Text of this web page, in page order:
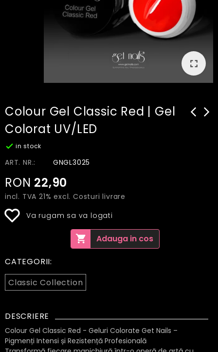
fullscreen
Colour Gel Classic Red | Gel
Colorat UV/LED
arrow_back_ios_new
 in stock
ART. NR.: GNGL3025
RON 22,90
incl. TVA 21% excl.Costuri livrare
Va rugam sa va logati
shopping_cart Adauga in cos
CATEGORII:
Classic Collection
DESCRIERE
Colour Gel Classic Red - Geluri Colorate Get Nails –
Pigmenți Intensi și Rezistență Profesională